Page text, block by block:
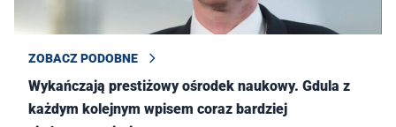
ZOBACZ PODOBNE
Wykańczają prestiżowy ośrodek naukowy. Gdula z
każdym kolejnym wpisem coraz bardziej